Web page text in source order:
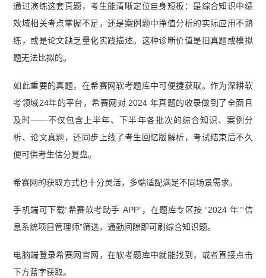
通过演练这套真题，考生能清晰定位自身短板：是综合知识中绩
效域相关考点掌握不足，还是案例题中挣值分析的实际应用不熟
练，或是论文缺乏量化实践描述。这种诊断价值是旧真题或模拟
题无法比拟的。
如此重要的真题，在希赛网软考题库中可便捷获取。作为深耕软
考领域24年的平台，希赛网对 2024 年真题的收录做到了全面且
及时——不仅包含上半年、下半年各批次的综合知识、案例分
析、论文真题，还同步上线了考生回忆版解析，考试结束后不久
便可供考生估分复盘。
希赛网的获取方式也十分灵活，多端适配满足不同场景需求。
手机端可下载“希赛软考助手 APP”，在题库专区按 “2024 年”“信
息系统项目管理师”筛选，通勤间隙即可刷综合知识题。
电脑端登录希赛网官网，在软考题库中就能找到，或者直接点击
下方蓝字获取。